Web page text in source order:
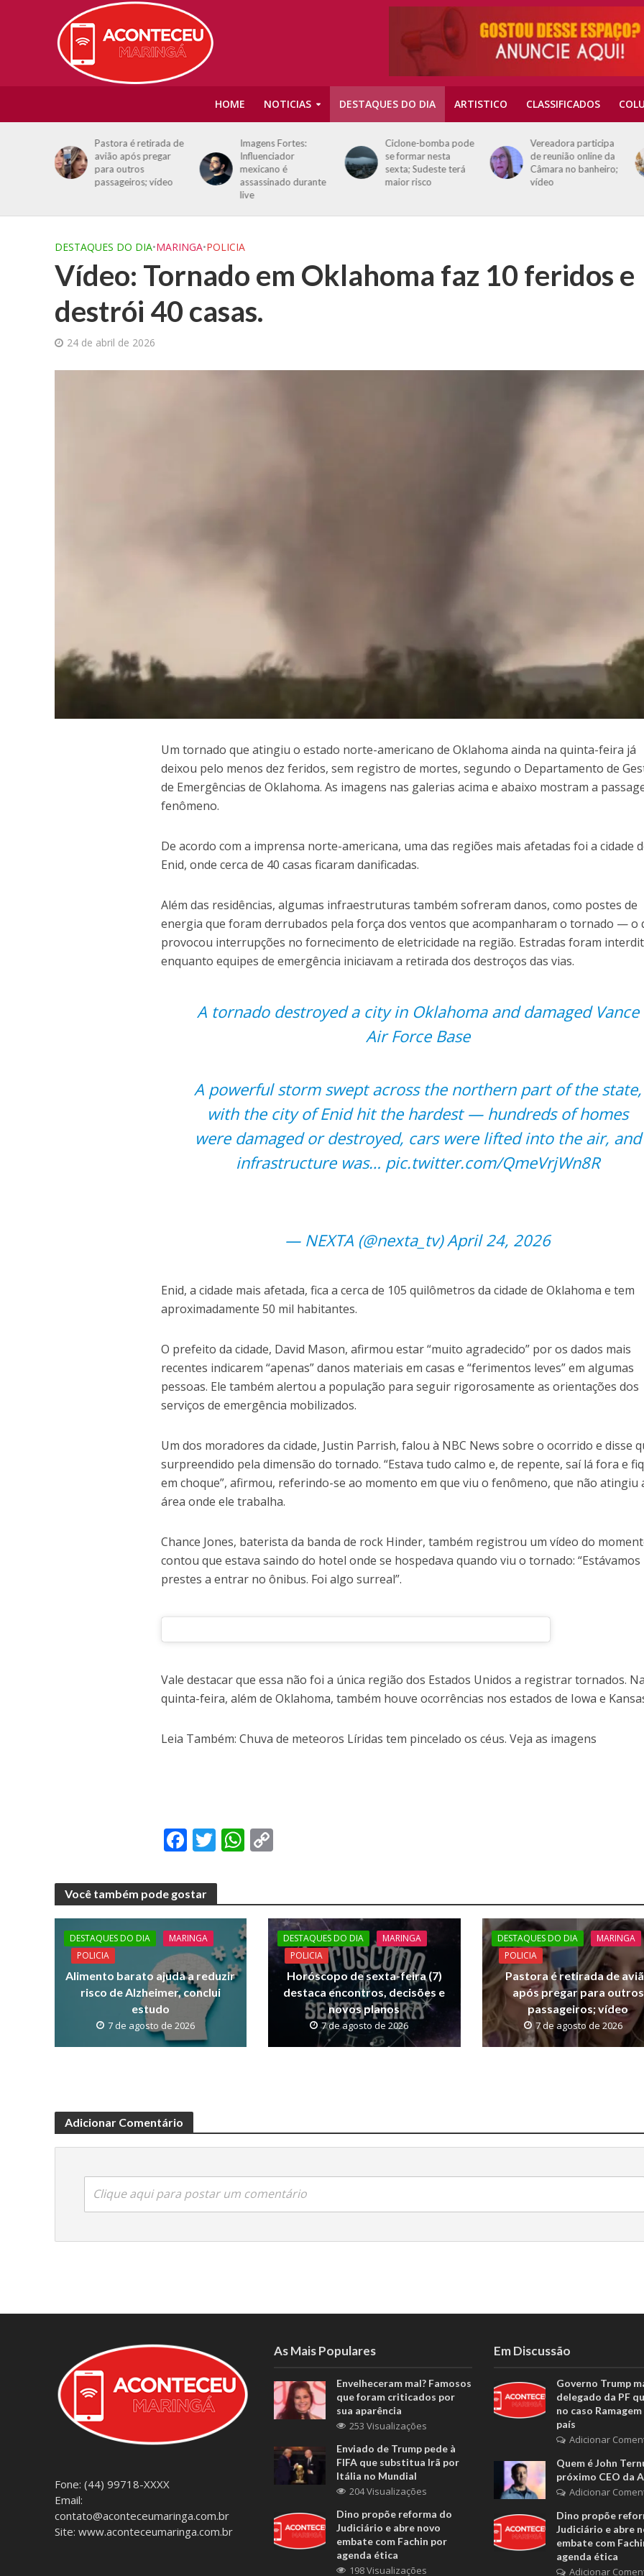
HOME NOTICIAS DESTAQUES DO DIA ARTISTICO CLASSIFICADOS
Pastora é retirada de
avião após pregar
para outros
passageiros; vídeo
Imagens Fortes:
Influenciador
mexicano é
assassinado durante
live
Ciclone-bomba pode
se formar nesta
sexta; Sudeste terá
maior risco
Vereadora participa
de reunião online da
Câmara no banheiro;
vídeo
DESTAQUES DO DIA•MARINGA•POLICIA
Vídeo: Tornado em Oklahoma faz 10 feridos e
destrói 40 casas.
24 de abril de 2026
Um tornado que atingiu o estado norte-americano de Oklahoma ainda na quinta-feira já
deixou pelo menos dez feridos, sem registro de mortes, segundo o Departamento de
de Emergências de Oklahoma. As imagens nas galerias acima e abaixo mostram a
fenômeno.
De acordo com a imprensa norte-americana, uma das regiões mais afetadas foi a cidade
Enid, onde cerca de 40 casas ficaram danificadas.
Além das residências, algumas infraestruturas também sofreram danos, como postes de
energia que foram derrubados pela força dos ventos que acompanharam o tornado — o
provocou interrupções no fornecimento de eletricidade na região. Estradas foram
enquanto equipes de emergência iniciavam a retirada dos destroços das vias.
A tornado destroyed a city in Oklahoma and damaged Vance
Air Force Base
A powerful storm swept across the northern part of the state,
with the city of Enid hit the hardest — hundreds of homes
were damaged or destroyed, cars were lifted into the air, and
infrastructure was… pic.twitter.com/QmeVrjWn8R
— NEXTA (@nexta_tv)April 24, 2026
Enid, a cidade mais afetada, fica a cerca de 105 quilômetros da cidade de Oklahoma e tem
aproximadamente 50 mil habitantes.
O prefeito da cidade, David Mason, afirmou estar “muito agradecido” por os dados mais
recentes indicarem “apenas” danos materiais em casas e “ferimentos leves” em algumas
pessoas. Ele também alertou a população para seguir rigorosamente as orientações dos
serviços de emergência mobilizados.
Um dos moradores da cidade, Justin Parrish, falou à NBC News sobre o ocorrido e disse
surpreendido pela dimensão do tornado. “Estava tudo calmo e, de repente, saí lá fora e
em choque”, afirmou, referindo-se ao momento em que viu o fenômeno, que não atingiu
área onde ele trabalha.
Chance Jones, baterista da banda de rock Hinder, também registrou um vídeo do
contou que estava saindo do hotel onde se hospedava quando viu o tornado: “Estávamos
prestes a entrar no ônibus. Foi algo surreal”.
Vale destacar que essa não foi a única região dos Estados Unidos a registrar tornados.
quinta-feira, além de Oklahoma, também houve ocorrências nos estados de Iowa e
Leia Também: Chuva de meteoros Líridas tem pincelado os céus. Veja as imagens
F
e
b
o
o
k
T
itt
er
W
s
A
p
y
Li
n
k
Você também pode gostar
DESTAQUES DO DIA
MARINGA
POLICIA
Alimento barato ajuda a reduzir
risco de Alzheimer, conclui
estudo
7 de agosto de 2026
DESTAQUES DO DIA
MARINGA
POLICIA
Horóscopo de sexta-feira (7)
destaca encontros, decisões e
novos planos
7 de agosto de 2026
DESTAQUES DO DIA
MARINGA
POLICIA
Pastora é retirada de
após pregar para outros
passageiros; vídeo
7 de agosto de 2026
Adicionar Comentário
Clique aqui para postar um comentário
Fone: (44) 99718-XXXX
Email:
contato@aconteceumaringa.com.br
Site: www.aconteceumaringa.com.br
As Mais Populares
Envelheceram mal? Famosos
que foram criticados por
sua aparência
253 Visualizações
Enviado de Trump pede à
FIFA que substitua Irã por
Itália no Mundial
204 Visualizações
Dino propõe reforma do
Judiciário e abre novo
embate com Fachin por
agenda ética
198 Visualizações
Em Discussão
Governo Trump
delegado da PF
no caso
país
Adicionar
Quem é John
próximo CEO da
Adicionar
Dino propõe
Judiciário e abre
embate com
agenda ética
Adicionar